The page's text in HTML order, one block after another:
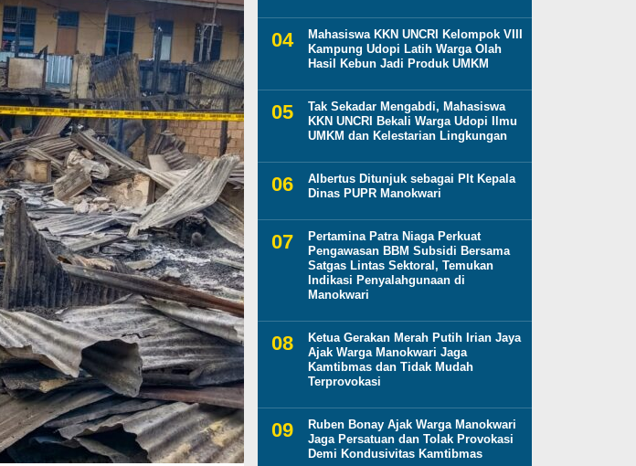
Mahasiswa KKN UNCRI Kelompok VIII
Kampung Udopi Latih Warga Olah
Hasil Kebun Jadi Produk UMKM
Tak Sekadar Mengabdi, Mahasiswa
KKN UNCRI Bekali Warga Udopi Ilmu
UMKM dan Kelestarian Lingkungan
Albertus Ditunjuk sebagai Plt Kepala
Dinas PUPR Manokwari
Pertamina Patra Niaga Perkuat
Pengawasan BBM Subsidi Bersama
Satgas Lintas Sektoral, Temukan
Indikasi Penyalahgunaan di
Manokwari
Ketua Gerakan Merah Putih Irian Jaya
Ajak Warga Manokwari Jaga
Kamtibmas dan Tidak Mudah
Terprovokasi
Ruben Bonay Ajak Warga Manokwari
Jaga Persatuan dan Tolak Provokasi
Demi Kondusivitas Kamtibmas